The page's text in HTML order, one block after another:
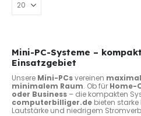
Mini-PC-Systeme –
Einsatzgebiet
Unsere Mini-PCsvereinen
minimalem Raum. Ob für Home-
oder Business – die kompakten
computerbilliger.de bieten
Lautstärke und niedrigem